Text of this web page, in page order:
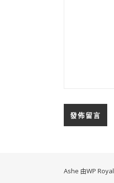
Ashe 由WP Royal